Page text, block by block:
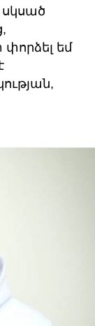
սկսած
եմ